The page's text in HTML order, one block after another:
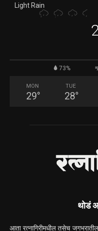
Light Rain
73%
MON
29°
TUE
28°
थोडं
आता रत्नागिरीमधील तसेच